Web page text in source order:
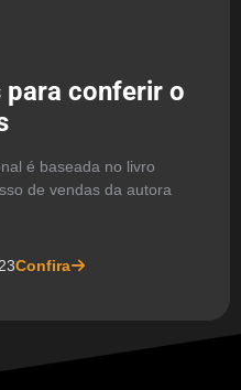
para conferir o
é baseada no livro
de vendas da autora
Confira